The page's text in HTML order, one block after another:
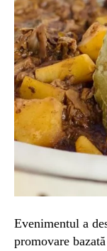
Evenimentul a
promovare